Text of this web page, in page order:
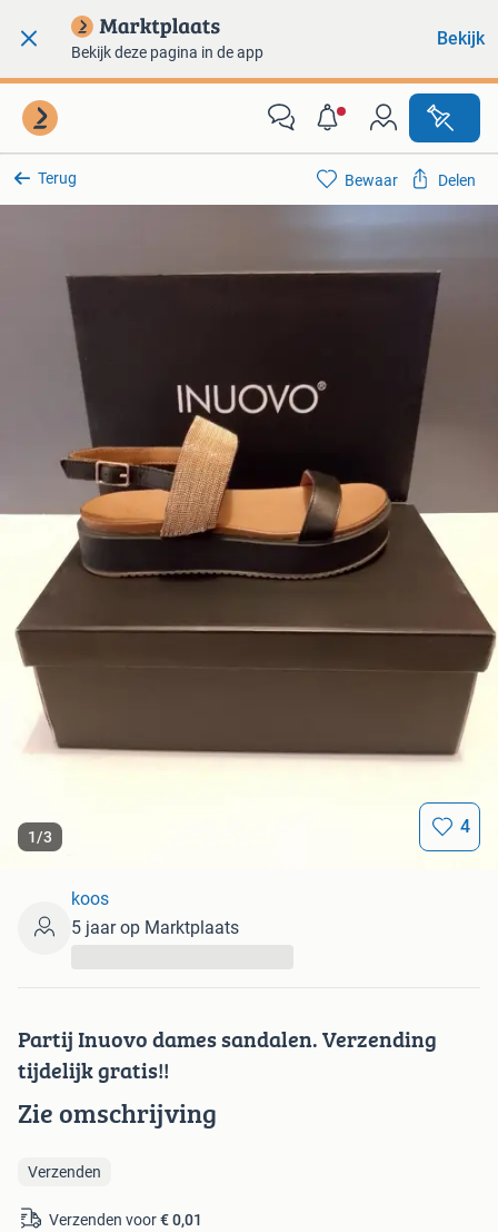
Bekijk deze pagina in de app
Bekijk
Terug
1/3 4
Bewaar Delen
Partij Inuovo dames sandalen. Verzending
tijdelijk gratis!!
Zie omschrijving
Verzenden
Verzenden voor€ 0,01
koos
5 jaar op Marktplaats